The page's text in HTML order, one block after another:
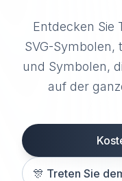
Entdecken Sie
SVG-Symbolen,
und Symbolen,
auf der
🎊 Treten Sie